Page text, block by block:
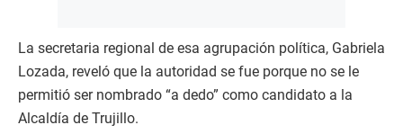
La secretaria regional de esa agrupación política, Gabriela
Lozada, reveló que la autoridad se fue porque no se le
permitió ser nombrado “a dedo” como candidato a la
Alcaldía de Trujillo.